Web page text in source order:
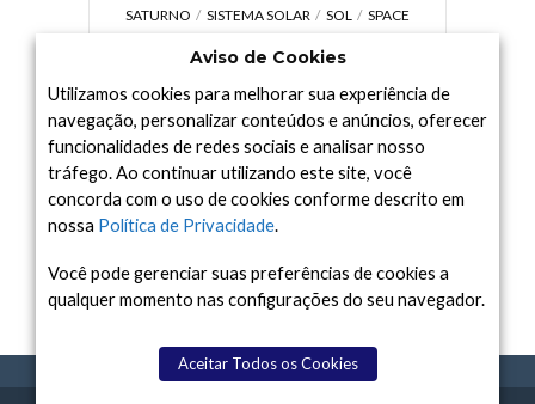
SATURNO
SISTEMA SOLAR SOL
SPACE
UNIVERSO
VÍDEO
Arquivo
Arquivo
Aviso de Cookies
Utilizamos cookies para melhorar sua experiência de
navegação, personalizar conteúdos e anúncios, oferecer
funcionalidades de redes sociais e analisar nosso
tráfego. Ao continuar utilizando este site, você
concorda com o uso de cookies conforme descrito em
nossa Política de Privacidade.
Você pode gerenciar suas preferências de cookies a
qualquer momento nas configurações do seu navegador.
Aceitar Todos os Cookies